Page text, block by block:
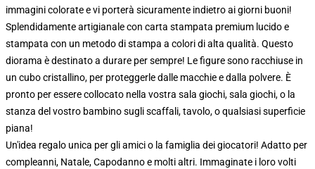
immagini colorate e vi porterà sicuramente indietro ai giorni buoni!
Splendidamente artigianale con carta stampata premium lucido e
stampata con un metodo di stampa a colori di alta qualità. Questo
diorama è destinato a durare per sempre! Le figure sono racchiuse in
un cubo cristallino, per proteggerle dalle macchie e dalla polvere. È
pronto per essere collocato nella vostra sala giochi, sala giochi, o la
stanza del vostro bambino sugli scaffali, tavolo, o qualsiasi superficie
piana!
Un'idea regalo unica per gli amici o la famiglia dei giocatori! Adatto per
compleanni, Natale, Capodanno e molti altri. Immaginate i loro volti